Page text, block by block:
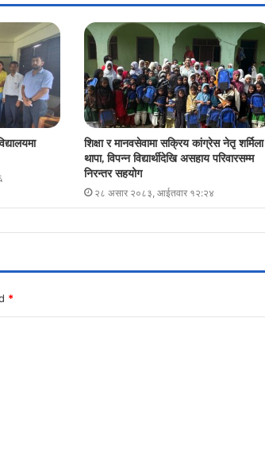
शिक्षा र मानवसेवामा सक्रिय कांग्रेस नेतृ शर्मिला
थापा, विपन्न विद्यार्थीदेखि असहाय परिवारसम्म
निरन्तर सहयोग
२८ असार २०८३, आईतवार १२:२४
*